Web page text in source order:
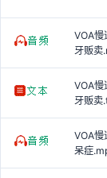
VOA慢
牙贩卖
VOA慢
牙贩卖
VOA慢
呆症